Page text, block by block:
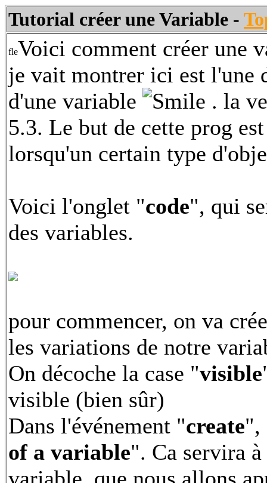
Tutorial créer une Variable -
Voici comment créer une
je vait montrer ici est l'une
d'une variable
. la
5.3. Le but de cette prog
lorsqu'un certain type
Voici l'onglet "code", qui
des variables.
pour commencer, on va
les variations de notre
On décoche la case "visible
visible (bien sûr)
Dans l'événement "create",
of a variable". Ca servira